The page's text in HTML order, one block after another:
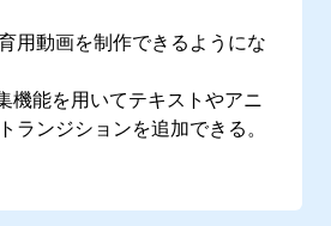
用動画を制作できるようにな
機能を用いてテキストやアニ
ランジションを追加できる。
力的に演出できる。
グプラットフォーム向けに動画